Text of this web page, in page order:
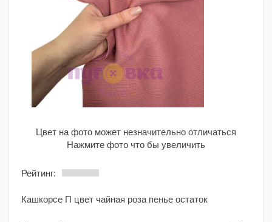
Цвет на фото может незначительно отличаться
Нажмите фото что бы увеличить
Рейтинг:
Кашкорсе П цвет чайная роза пенье остаток